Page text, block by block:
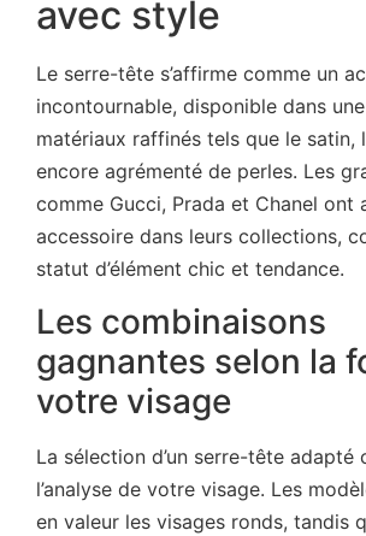
avec style
Le serre-tête s’affirme comme un
incontournable, disponible dans
matériaux raffinés tels que le satin,
encore agrémenté de perles. Les
comme Gucci, Prada et Chanel ont
accessoire dans leurs collections,
statut d’élément chic et tendance.
Les combinaisons
gagnantes selon la
votre visage
La sélection d’un serre-tête adapté
l’analyse de votre visage. Les
en valeur les visages ronds, tandis